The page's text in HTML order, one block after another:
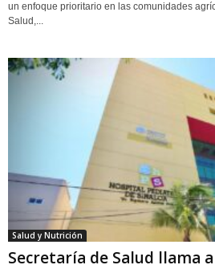
un enfoque prioritario en las comunidades
Salud,...
Salud y Nutrición
Secretaría de Salud llama